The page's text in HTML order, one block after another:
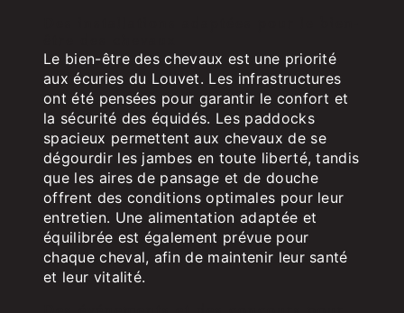
Le bien-être des chevaux est une priorité
aux écuries du Louvet. Les infrastructures
ont été pensées pour garantir le confort et
la sécurité des équidés. Les paddocks
spacieux permettent aux chevaux de se
dégourdir les jambes en toute liberté, tandis
que les aires de pansage et de douche
offrent des conditions optimales pour leur
entretien. Une alimentation adaptée et
équilibrée est également prévue pour
chaque cheval, afin de maintenir leur santé
et leur vitalité.